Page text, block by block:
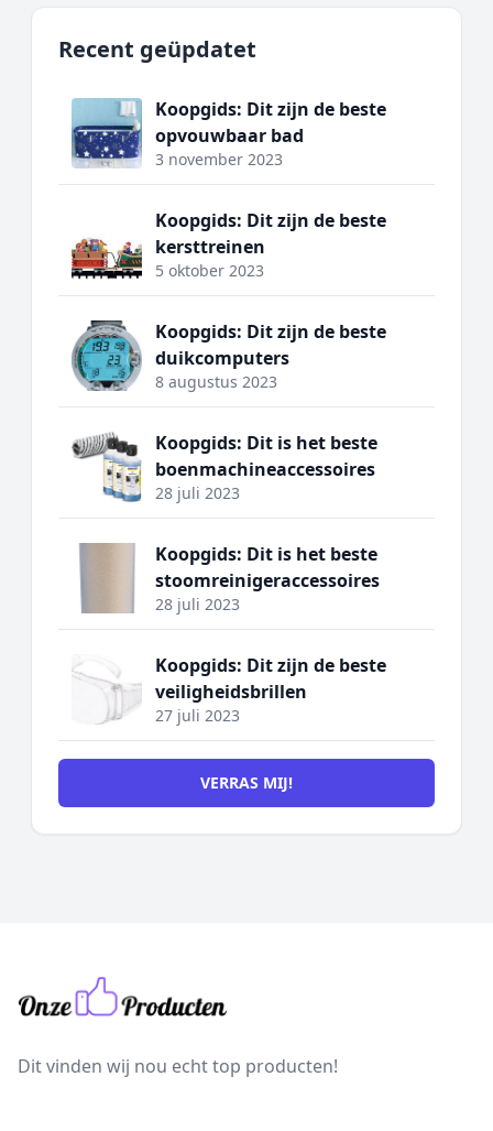
Recent geüpdatet
Koopgids: Dit zijn de beste
opvouwbaar bad
3 november 2023
Koopgids: Dit zijn de beste
kersttreinen
5 oktober 2023
Koopgids: Dit zijn de beste
duikcomputers
8 augustus 2023
Koopgids: Dit is het beste
boenmachineaccessoires
28 juli 2023
Koopgids: Dit is het beste
stoomreinigeraccessoires
28 juli 2023
Koopgids: Dit zijn de beste
veiligheidsbrillen
27 juli 2023
VERRAS MIJ!
Dit vinden wij nou echt top producten!